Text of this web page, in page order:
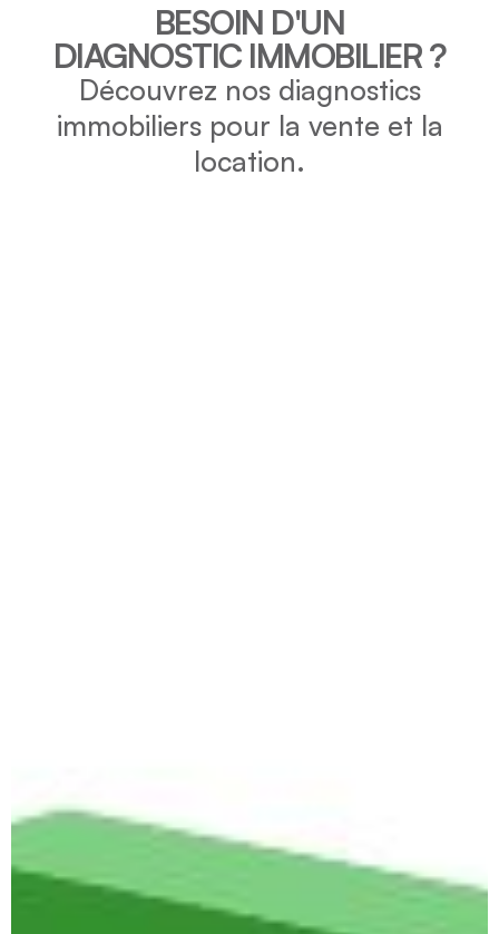
BESOIN D'UN
DIAGNOSTIC IMMOBILIER ?
Découvrez nos diagnostics
immobiliers pour la vente et la
location.